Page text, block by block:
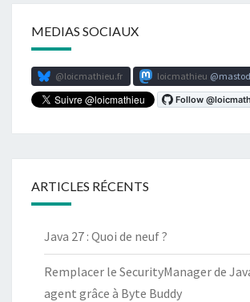
MEDIAS SOCIAUX
@loicmathieu.fr loicmathieu
ARTICLES RÉCENTS
Java 27 : Quoi de neuf ?
Remplacer le SecurityManager de
agent grâce à Byte Buddy